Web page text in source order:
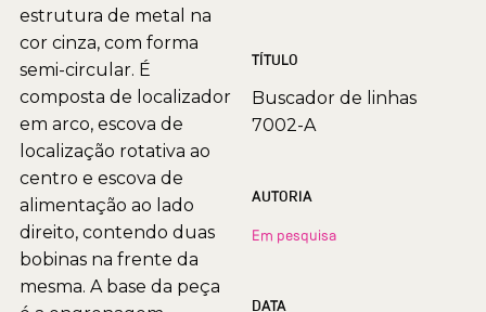
estrutura de metal na
cor cinza, com forma
semi-circular. É
composta de localizador
em arco, escova de
localização rotativa ao
centro e escova de
alimentação ao lado
direito, contendo duas
bobinas na frente da
mesma. A base da peça
TÍTULO
Buscador de linhas
7002-A
AUTORIA
Em pesquisa
DATA